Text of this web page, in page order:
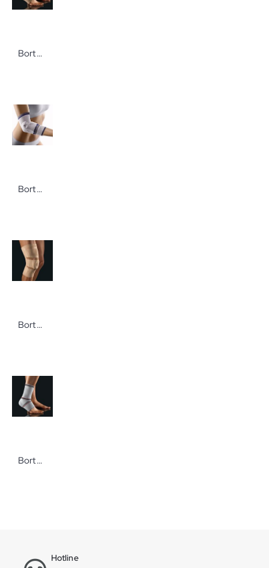
Bort BORT Select TaloStabil Gr. XL links haut Knöchelbandage zur Unterstützung der Haltefunktion der Bänder
Bort Epicondylitisbandage Ellenbogenbandage silber XS
Bort BORT Select StabiloGen Gr. XXL silber Hochwertige Kniebandage zur Weichteilkompression
Bort BORT Select TaloStabil Gr. M links silber Knöchelbandage zur Unterstützung der Haltefunktion der Bänder
Hotline